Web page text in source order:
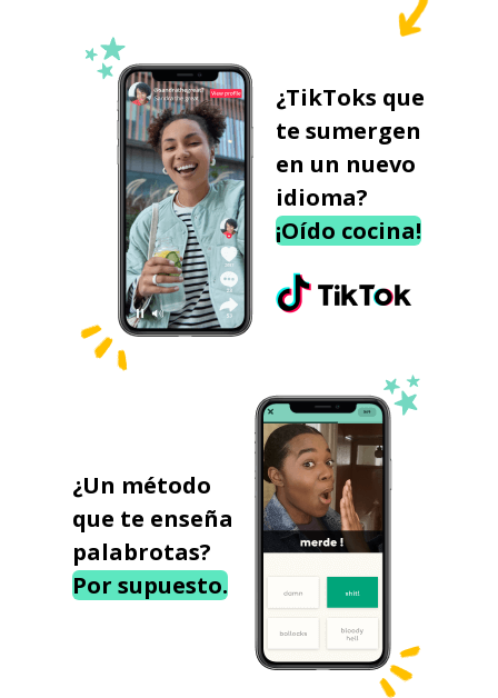
¿TikToks que
te sumergen
en un nuevo
idioma?
¡Oído cocina!
¿Un método
que te enseña
palabrotas?
Por supuesto.